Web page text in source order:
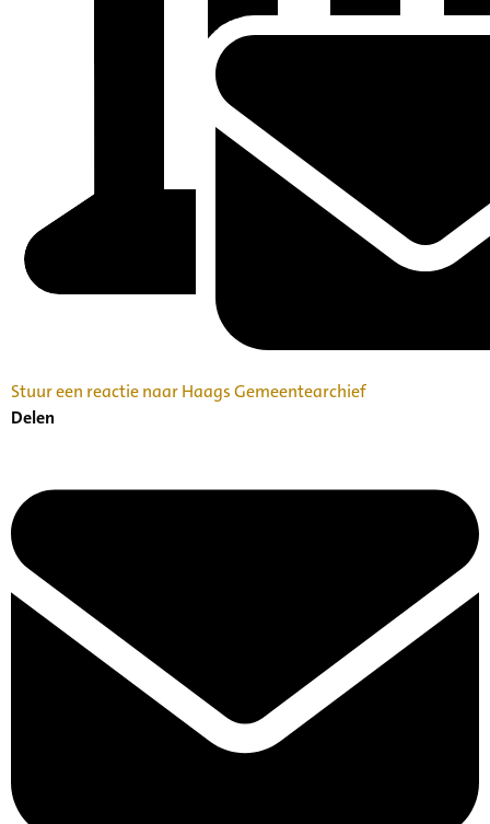
Stuur een reactie naar Haags Gemeentearchief
Delen